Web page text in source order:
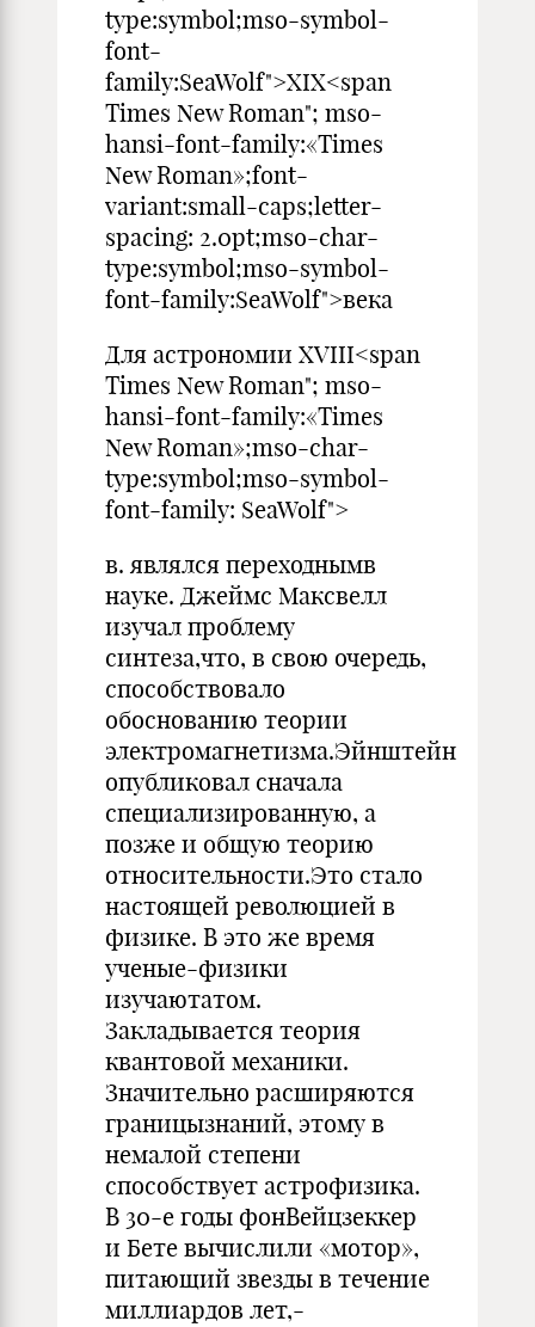
type:symbol;mso-symbol-
font-
family:SeaWolf">XIX<span
Times New Roman"; mso-
hansi-font-family:«Times
New Roman»;font-
variant:small-caps;letter-
spacing: 2.0pt;mso-char-
type:symbol;mso-symbol-
font-family:SeaWolf">века
Для астрономии XVIII<span
Times New Roman"; mso-
hansi-font-family:«Times
New Roman»;mso-char-
type:symbol;mso-symbol-
font-family: SeaWolf">
в. являлся переходнымв
науке. Джеймс Максвелл
изучал проблему
синтеза,что, в свою очередь,
способствовало
обоснованию теории
электромагнетизма.Эйнштейн
опубликовал сначала
специализированную, а
позже и общую теорию
относительности.Это стало
настоящей революцией в
физике. В это же время
ученые-физики
изучаютатом.
Закладывается теория
квантовой механики.
Значительно расширяются
границызнаний, этому в
немалой степени
способствует астрофизика.
В 30-е годы фонВейцзеккер
и Бете вычислили «мотор»,
питающий звезды в течение
миллиардов лет,-